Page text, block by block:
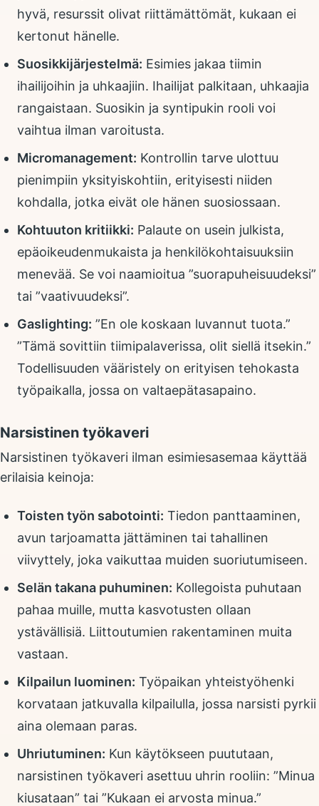
hyvä, resurssit olivat riittämättömät, kukaan ei
kertonut hänelle.
Suosikkijärjestelmä: Esimies jakaa tiimin
ihailijoihin ja uhkaajiin. Ihailijat palkitaan, uhkaajia
rangaistaan. Suosikin ja syntipukin rooli voi
vaihtua ilman varoitusta.
Micromanagement: Kontrollin tarve ulottuu
pienimpiin yksityiskohtiin, erityisesti niiden
kohdalla, jotka eivät ole hänen suosiossaan.
Kohtuuton kritiikki: Palaute on usein julkista,
epäoikeudenmukaista ja henkilökohtaisuuksiin
menevää. Se voi naamioitua ”suorapuheisuudeksi”
tai ”vaativuudeksi”.
Gaslighting: ”En ole koskaan luvannut tuota.”
”Tämä sovittiin tiimipalaverissa, olit siellä itsekin.”
Todellisuuden vääristely on erityisen tehokasta
työpaikalla, jossa on valtaepätasapaino.
Narsistinen työkaveri
Narsistinen työkaveri ilman esimiesasemaa käyttää
erilaisia keinoja:
Toisten työn sabotointi: Tiedon panttaaminen,
avun tarjoamatta jättäminen tai tahallinen
viivyttely, joka vaikuttaa muiden suoriutumiseen.
Selän takana puhuminen: Kollegoista puhutaan
pahaa muille, mutta kasvotusten ollaan
ystävällisiä. Liittoutumien rakentaminen muita
vastaan.
Kilpailun luominen: Työpaikan yhteistyöhenki
korvataan jatkuvalla kilpailulla, jossa narsisti pyrkii
aina olemaan paras.
Uhriutuminen: Kun käytökseen puututaan,
narsistinen työkaveri asettuu uhrin rooliin: ”Minua
kiusataan” tai ”Kukaan ei arvosta minua.”